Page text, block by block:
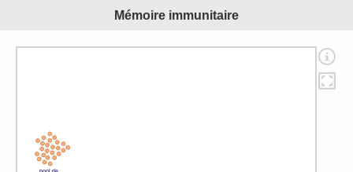
Mémoire immunitaire